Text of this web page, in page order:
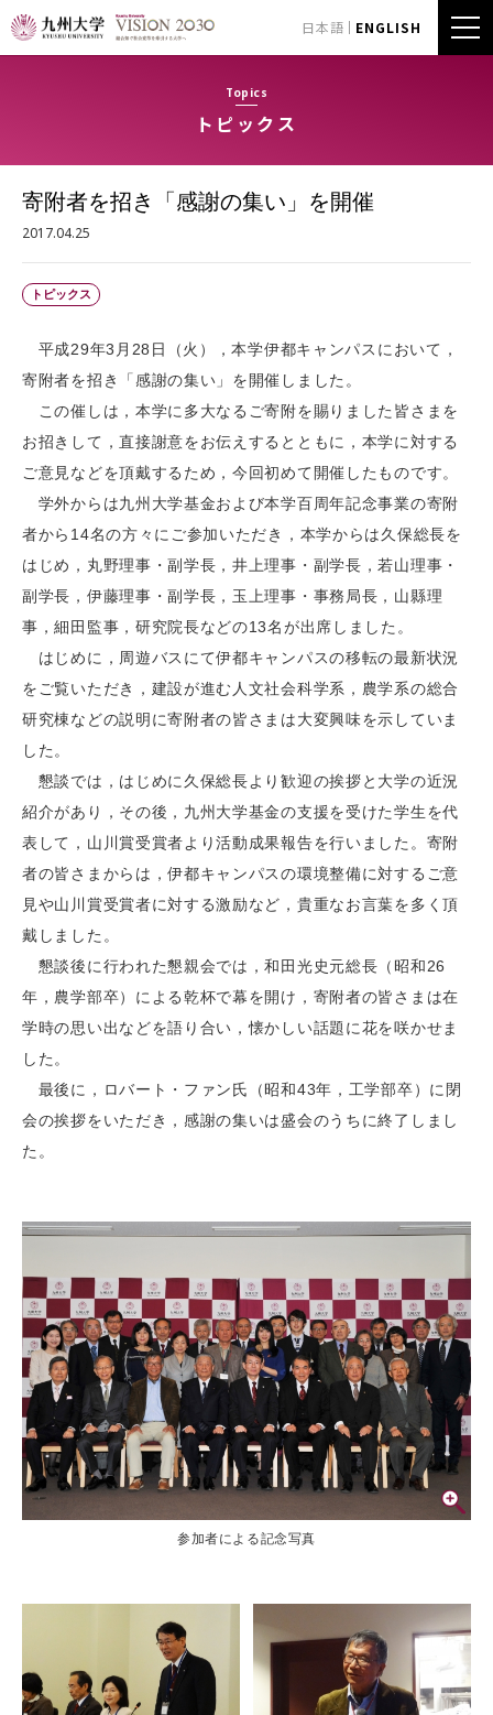
日本語 ENGLISH
Topics
トピックス
寄附者を招き「感謝の集い」を開催
2017.04.25
トピックス
平成29年3月28日（火），本学伊都キャンパスにおいて，
寄附者を招き「感謝の集い」を開催しました。
この催しは，本学に多大なるご寄附を賜りました皆さまを
お招きして，直接謝意をお伝えするとともに，本学に対する
ご意見などを頂戴するため，今回初めて開催したものです。
学外からは九州大学基金および本学百周年記念事業の寄附
者から14名の方々にご参加いただき，本学からは久保総長を
はじめ，丸野理事・副学長，井上理事・副学長，若山理事・
副学長，伊藤理事・副学長，玉上理事・事務局長，山縣理
事，細田監事，研究院長などの13名が出席しました。
はじめに，周遊バスにて伊都キャンパスの移転の最新状況
をご覧いただき，建設が進む人文社会科学系，農学系の総合
研究棟などの説明に寄附者の皆さまは大変興味を示していま
した。
懇談では，はじめに久保総長より歓迎の挨拶と大学の近況
紹介があり，その後，九州大学基金の支援を受けた学生を代
表して，山川賞受賞者より活動成果報告を行いました。寄附
者の皆さまからは，伊都キャンパスの環境整備に対するご意
見や山川賞受賞者に対する激励など，貴重なお言葉を多く頂
戴しました。
懇談後に行われた懇親会では，和田光史元総長（昭和26
年，農学部卒）による乾杯で幕を開け，寄附者の皆さまは在
学時の思い出などを語り合い，懐かしい話題に花を咲かせま
した。
最後に，ロバート・ファン氏（昭和43年，工学部卒）に閉
会の挨拶をいただき，感謝の集いは盛会のうちに終了しまし
た。
参加者による記念写真